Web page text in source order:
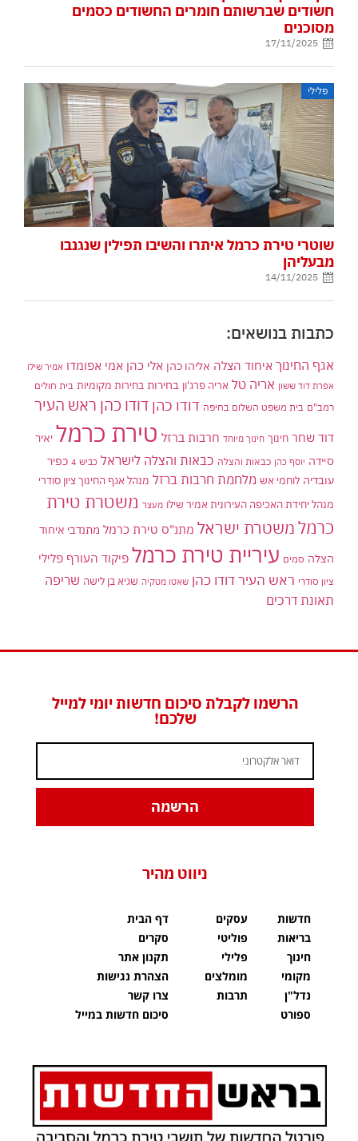
חשודים שברשותם חומרים החשודים כסמים
מסוכנים
17/11/2025
פלילי
שוטרי טירת כרמל איתרו והשיבו תפילין שנגנבו
מבעליהן
14/11/2025
כתבות בנושאים:
אגף החינוך איחוד הצלה אליהו כהן אלי כהן אמי אפומדו אמיר שילו
אפרת דוד ששון אריה טל אריה פרג'ון בחירות בחירות מקומיות בית חולים
רמב"ם בית משפט השלום בחיפה דודו כהן דודו כהן ראש העיר
דוד שחר חינוך חינוך מיוחד חרבות ברזל טירת כרמל יאיר
סיידה יוסף כהן כבאות והצלה כבאות והצלה לישראל כביש 4
כפיר
עובדיה לוחמי אש מלחמת חרבות ברזל מנהל אגף החינוך ציון סודרי
מנהל יחידת האכיפה העירונית אמיר שילו מעצר משטרת טירת
כרמלמשטרת ישראל מתנ"ס טירת כרמל מתנדבי איחוד
הצלה סמים עיריית טירת כרמל פיקוד העורף פלילי
ציון סודרי ראש העיר דודו כהן שאטו מטקיה שגיא בן לישה שריפה
תאונת דרכים
הרשמו לקבלת סיכום חדשות יומי למייל
שלכם!
הרשמה
ניווט מהיר
חדשות
בריאות
חינוך
מקומי
נדל"ן
ספורט
עסקים
פוליטי
פלילי
מומלצים
תרבות
דף הבית
סקרים
תקנון אתר
הצהרת נגישות
צרו קשר
סיכום חדשות במייל